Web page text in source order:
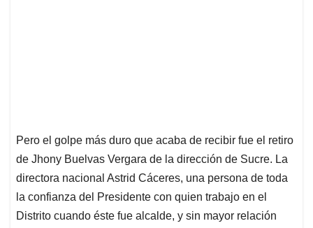
Pero el golpe más duro que acaba de recibir fue el retiro
de Jhony Buelvas Vergara de la dirección de Sucre. La
directora nacional Astrid Cáceres, una persona de toda
la confianza del Presidente con quien trabajo en el
Distrito cuando éste fue alcalde, y sin mayor relación